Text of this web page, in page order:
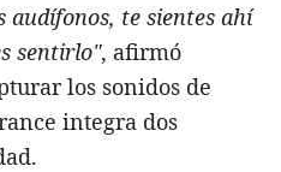
audífonos, te sientes ahí
sentirlo", afirmó
los sonidos de
integra dos